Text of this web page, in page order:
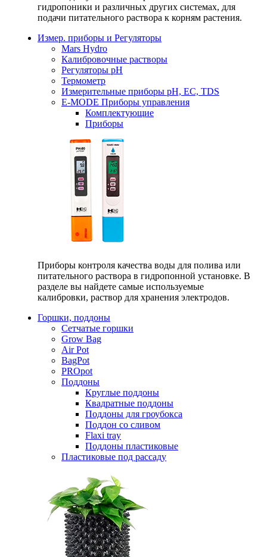
гидропоники и различных других системах, для
подачи питательного раствора к корням растения.
Измер. приборы и Регуляторы
Mars Hydro
Калибровочные растворы
Регуляторы рН
Термометр
Измерительные приборы pH, EC, TDS
E-MODE Приборы управления
Комплектующие
Приборы
Приборы контроля качества воды для полива или
питательного раствора в гидропонной установке. В
разделе вы найдете самые используемые
калибровки, раствор для хранения электродов.
Горшки, поддоны
Сетчатые горшки
Grow Bag
Air Pot
BagPot
PROpot
Поддоны
Круглые поддоны
Квадратные поддоны
Поддоны для гроубокса
Поддон со сливом
Flaxi tray
Поддоны пластиковые
Пластиковые под рассаду